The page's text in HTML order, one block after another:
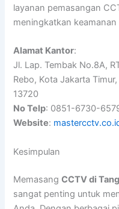
layanan pemasangan
meningkatkan
Alamat Kantor:
Jl. Lap. Tembak No.8A,
Rebo, Kota Jakarta
13720
No Telp: 0851-6730-
Website:
Kesimpulan
MemasangCCTV di
sangat penting untuk